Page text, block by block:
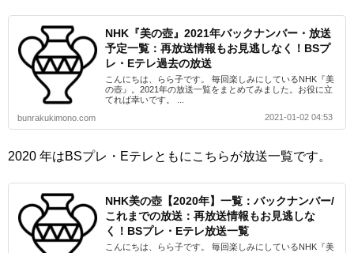
NHK『美の壺』2021年バックナンバー・放送
予定一覧：再放送情報もお見逃しなく！BSプ
レ・Eテレ過去の放送
こんにちは、らら子です。 毎回楽しみにしているNHK『美
の壺』。2021年の放送一覧をまとめてみました。お役に立
てれば幸いです。 ...
bunrakukimono.com
2021-01-02 04:53
2020 年はBSプレ・Eテレともにこちらが放送一覧です。
NHK美の壺【2020年】一覧：バックナンバー/
これまでの放送：再放送情報もお見逃しな
く！BSプレ・Eテレ放送一覧
こんにちは、らら子です。 毎回楽しみにしているNHK『美